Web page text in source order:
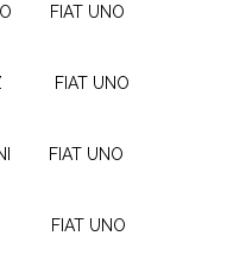
FIAT UNO
FIAT UNO
FIAT UNO
FIAT UNO